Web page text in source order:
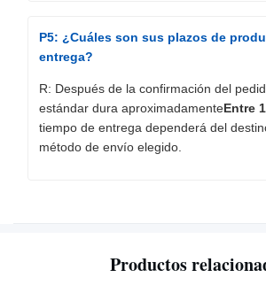
P5: ¿Cuáles son sus plazos de
entrega?
R: Después de la confirmación del
estándar dura aproximadamenteEntre
tiempo de entrega dependerá del
método de envío elegido.
Productos